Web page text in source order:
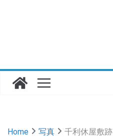
Home 写真 千利休屋敷跡